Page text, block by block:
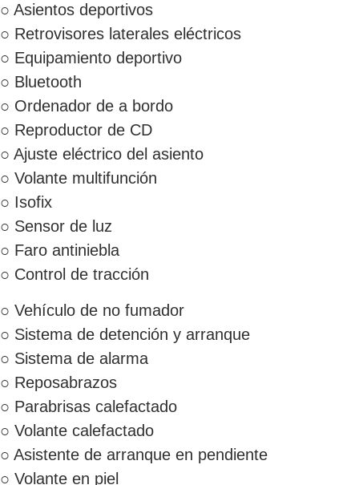
○ Asientos deportivos
○ Retrovisores laterales eléctricos
○ Equipamiento deportivo
○ Bluetooth
○ Ordenador de a bordo
○ Reproductor de CD
○ Ajuste eléctrico del asiento
○ Volante multifunción
○ Isofix
○ Sensor de luz
○ Faro antiniebla
○ Control de tracción
○ Vehículo de no fumador
○ Sistema de detención y arranque
○ Sistema de alarma
○ Reposabrazos
○ Parabrisas calefactado
○ Volante calefactado
○ Asistente de arranque en pendiente
○ Volante en piel